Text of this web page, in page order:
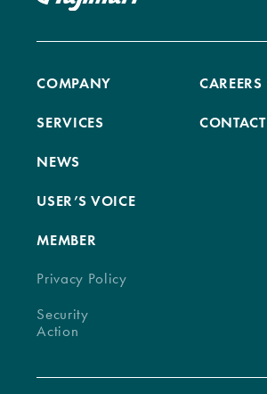
COMPANY
SERVICES
NEWS
USER’S VOICE
MEMBER
CAREERS
CONTACT
Privacy Policy
Security
Action